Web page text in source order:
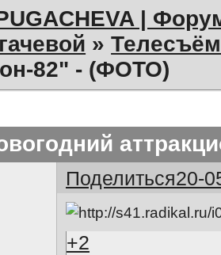
|
»
82" - (ФОТО)
Поделиться20-
+2